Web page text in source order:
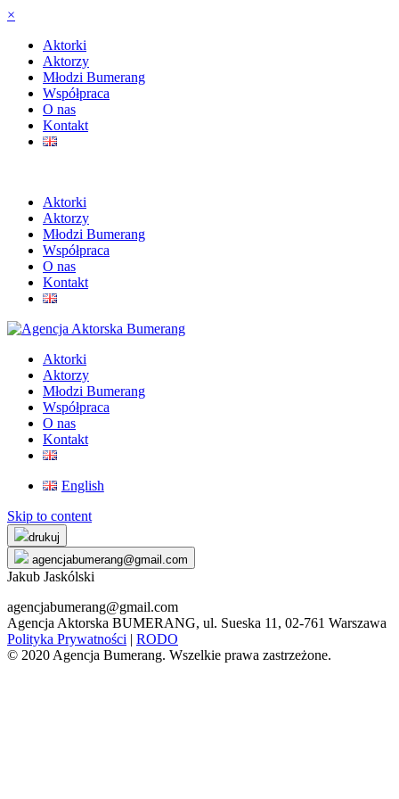
×
Aktorki
Aktorzy
Młodzi Bumerang
Współpraca
O nas
Kontakt
Aktorki
Aktorzy
Młodzi Bumerang
Współpraca
O nas
Kontakt
Aktorki
Aktorzy
Młodzi Bumerang
Współpraca
O nas
Kontakt
English
Skip to content
drukuj
agencjabumerang@gmail.com
Jakub Jaskólski
agencjabumerang@gmail.com
Agencja Aktorska BUMERANG, ul. Sueska 11, 02-761 Warszawa
Polityka Prywatności | RODO
© 2020 Agencja Bumerang. Wszelkie prawa zastrzeżone.